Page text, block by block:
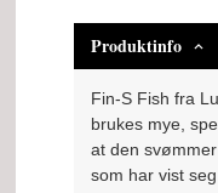
Produktinfo
Fin-S Fish fra
brukes mye,
at den
som har vist